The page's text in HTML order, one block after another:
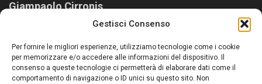
Gestisci Consenso
Per fornire le migliori esperienze, utilizziamo tecnologie come i cookie
per memorizzare e/o accedere alle informazioni del dispositivo. Il
consenso a queste tecnologie ci permetterà di elaborare dati come il
comportamento di navigazione o ID unici su questo sito. Non
Giampaolo Cirronis
Sardegna Ieri-Oggi-Domani nasce per informare “liberamente” i
lettori su quanto accade in Sardegna, con un occhio rivolto al
nostro passato e, soprattutto, al nostro futuro
Follow Us